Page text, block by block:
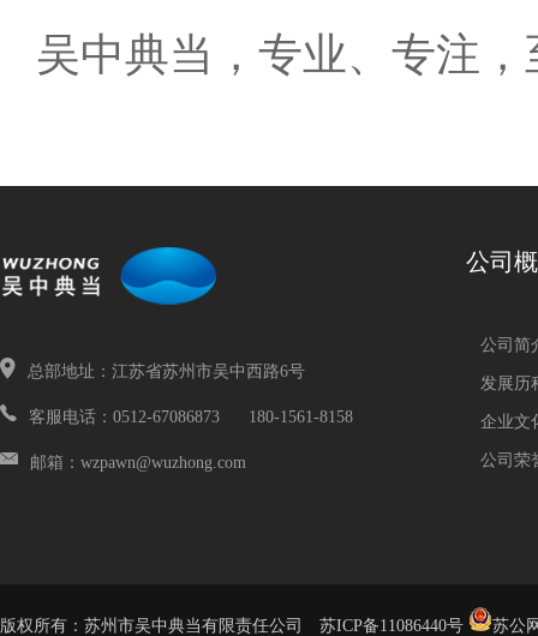
吴中典当，专业、专注
总部地址：江苏省苏州市吴中西路6号
客服电话：0512-67086873 180-1561-8158
邮箱：wzpawn@wuzhong.com
公司
公司简
发展历
企业文
公司荣
版权所有：苏州市吴中典当有限责任公司 苏ICP备11086440号 苏公